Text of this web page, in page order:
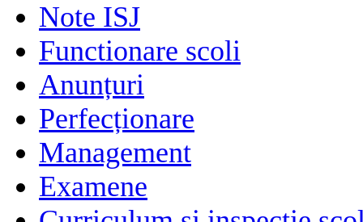
Note ISJ
Functionare scoli
Anunțuri
Perfecționare
Management
Examene